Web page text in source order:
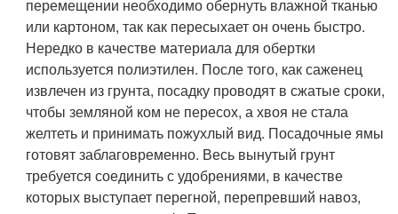
перемещении необходимо обернуть влажной тканью
или картоном, так как пересыхает он очень быстро.
Нередко в качестве материала для обертки
используется полиэтилен. После того, как саженец
извлечен из грунта, посадку проводят в сжатые сроки,
чтобы земляной ком не пересох, а хвоя не стала
желтеть и принимать пожухлый вид. Посадочные ямы
готовят заблаговременно. Весь вынутый грунт
требуется соединить с удобрениями, в качестве
которых выступает перегной, перепревший навоз,